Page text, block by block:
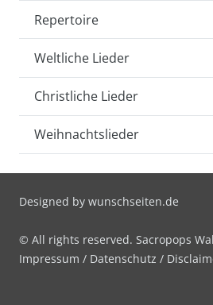
Repertoire
Weltliche Lieder
Christliche Lieder
Weihnachtslieder
Designed by wunschseiten.de
© All rights reserved. Sacropops
Impressum / Datenschutz /